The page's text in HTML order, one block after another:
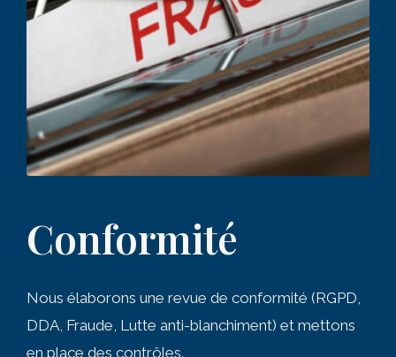
Conformité
Nous élaborons une revue de conformité (RGPD,
DDA, Fraude, Lutte anti-blanchiment) et mettons
en place des contrôles.